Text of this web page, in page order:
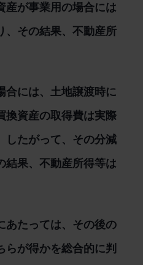
産が事業用の場合には
、その結果、不動産所
合には、土地譲渡時に
換資産の取得費は実際
したがって、その分減
結果、不動産所得等は
あたっては、その後の
らが得かを総合的に判